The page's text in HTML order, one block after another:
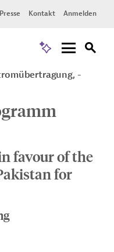
Presse Kontakt Anmelden
-
favour of the
for